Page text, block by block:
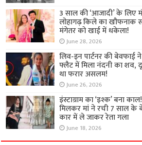
3 साल की ‘आजादी’ के लिए
लोहागढ़ किले का खौफनाक
मंगेतर को खाई में धकेला!
June 28, 2026
लिव-इन पार्टनर की बेवफाई
फ्लैट में मिला नंदनी का शव,
था फरार असलम!
June 26, 2026
इंस्टाग्राम का ‘इश्क’ बना
मिलकर मां ने रची 7 साल के
कार में ले जाकर रेता गला
June 18, 2026